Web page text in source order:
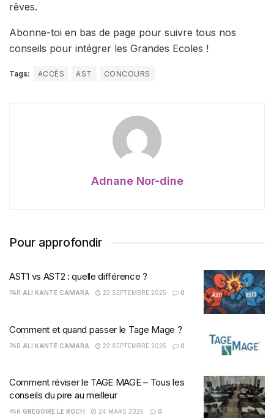
rêves.
Abonne-toi en bas de page pour suivre tous nos
conseils pour intégrer les Grandes Ecoles !
Tags: ACCÈS AST CONCOURS
Adnane Nor-dine
Pour approfondir
AST1 vs AST2 : quelle différence ?
PAR ALI KANTÉ CAMARA 22 SEPTEMBRE 2025 0
Comment et quand passer le Tage Mage ?
PAR ALI KANTÉ CAMARA 22 SEPTEMBRE 2025 0
Comment réviser le TAGE MAGE – Tous les
conseils du pire au meilleur
PAR GRÉGOIRE LE ROCH 24 MARS 2025 0